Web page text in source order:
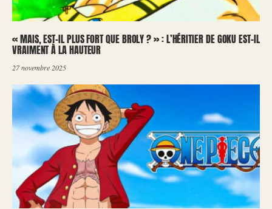
« MAIS, EST-IL PLUS FORT QUE BROLY ? » : L’HÉRITIER DE GOKU EST-IL
VRAIMENT À LA HAUTEUR
27 novembre 2025